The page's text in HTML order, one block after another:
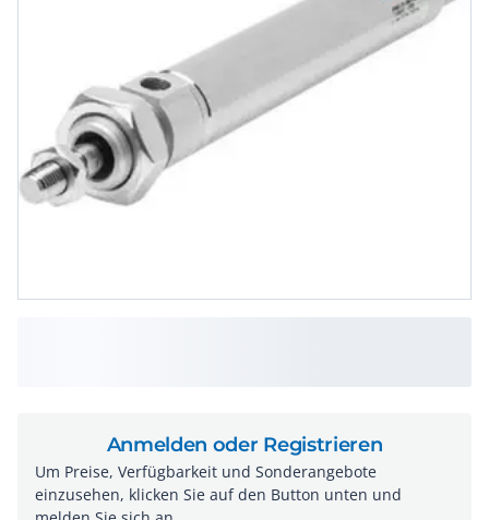
Anmelden oder Registrieren
Um Preise, Verfügbarkeit und Sonderangebote
einzusehen, klicken Sie auf den Button unten und